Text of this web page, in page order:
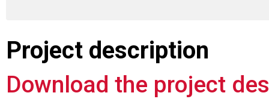
Project description
Download the project